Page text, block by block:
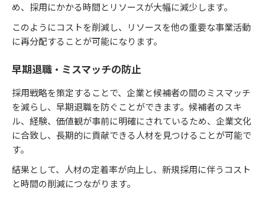
め、採用にかかる時間とリソースが大幅に減少します。
このようにコストを削減し、リソースを他の重要な事業活動
に再分配することが可能になります。
早期退職・ミスマッチの防止
採用戦略を策定することで、企業と候補者の間のミスマッチ
を減らし、早期退職を防ぐことができます。候補者のスキ
ル、経験、価値観が事前に明確にされているため、企業文化
に合致し、長期的に貢献できる人材を見つけることが可能で
す。
結果として、人材の定着率が向上し、新規採用に伴うコスト
と時間の削減につながります。